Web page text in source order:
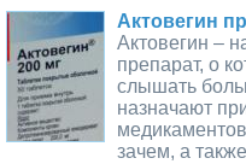
Актовегин
Актовегин –
препарат, о
слышать
назначают
зачем, а